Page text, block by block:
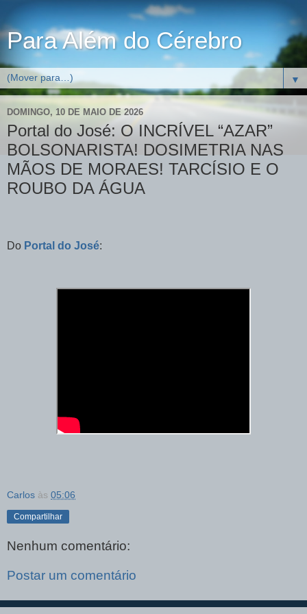
Para Além do Cérebro
▼
DOMINGO, 10 DE MAIO DE 2026
Portal do José: O INCRÍVEL “AZAR”
BOLSONARISTA! DOSIMETRIA NAS
MÃOS DE MORAES! TARCÍSIO E O
ROUBO DA ÁGUA
Do Portal do José:
Carlos às 05:06
Compartilhar
Nenhum comentário:
Postar um comentário